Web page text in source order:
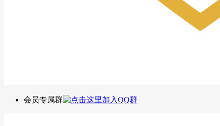
会员专属群